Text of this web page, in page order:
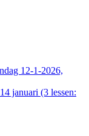
12-1-2026,
januari (3 lessen: